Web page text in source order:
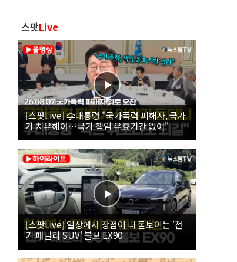
스팟Live
[스팟Live] 李대통령 "국가폭력 피해자, 국가
가 치유해야…국가 책임 유효기간 없어"｜
26.08.07 국가폭력 피해자 위로 오찬
[스팟Live] 일상에서 장점이 더 돋보이는 '전
기 패밀리 SUV' 볼보 EX90